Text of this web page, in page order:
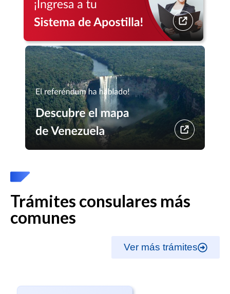
Trámites consulares más
comunes
Ver más trámites